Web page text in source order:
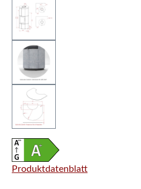
Produktdatenblatt